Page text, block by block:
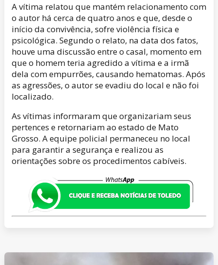
A vítima relatou que mantém relacionamento com
o autor há cerca de quatro anos e que, desde o
início da convivência, sofre violência física e
psicológica. Segundo o relato, na data dos fatos,
houve uma discussão entre o casal, momento em
que o homem teria agredido a vítima e a irmã
dela com empurrões, causando hematomas. Após
as agressões, o autor se evadiu do local e não foi
localizado.
As vítimas informaram que organizariam seus
pertences e retornariam ao estado de Mato
Grosso. A equipe policial permaneceu no local
para garantir a segurança e realizou as
orientações sobre os procedimentos cabíveis.